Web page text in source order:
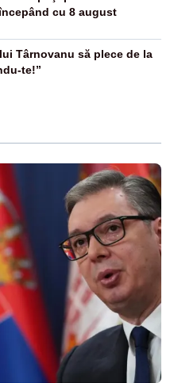
cu 8 august
Târnovanu să plece de la
te!”